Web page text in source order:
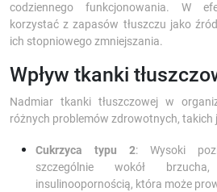
codziennego funkcjonowania. W
korzystać z zapasów tłuszczu jako
ich stopniowego zmniejszania.
Wpływ tkanki
Nadmiar tkanki tłuszczowej w
różnych problemów zdrowotnych, takich
Cukrzyca typu 2: Wysoki
szczególnie wokół
insulinoopornością, która może